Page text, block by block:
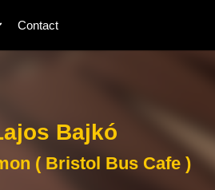
Contact
Bajkó
( Bristol Bus Cafe )